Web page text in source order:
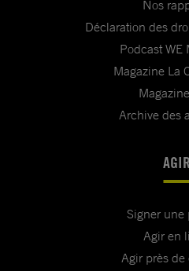
Nos
Déclaration des
Podcast WE
Magazine La
Archive des
AGIR
Signer une
Agir en
Agir près de